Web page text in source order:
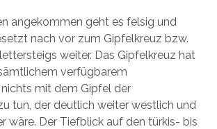
angekommen geht es felsig und
nach vor zum Gipfelkreuz bzw.
weiter. Das Gipfelkreuz hat
verfügbarem
mit dem Gipfel der
tun, der deutlich weiter westlich und
wäre. Der Tiefblick auf den türkis- bis